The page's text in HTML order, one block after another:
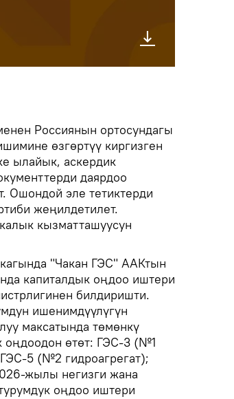
Россиянын ортосундагы
өзгөртүү киргизген
ылайык, аскердик
даярдоо
Ошондой эле тетиктерди
жеңилдетилет.
кызматташуусун
"Чакан ГЭС" ААКтын
капиталдык оңдоо иштери
билдиришти.
ишенимдүүлүгүн
максатында төмөнкү
оңдоодон өтөт: ГЭС-3 (№1
5 (№2 гидроагрегат);
жылы негизги жана
оңдоо иштери